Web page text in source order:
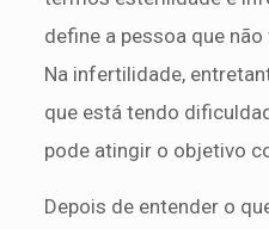
define a pessoa que
Na infertilidade,
que está tendo
pode atingir o objetivo
Depois de entender o